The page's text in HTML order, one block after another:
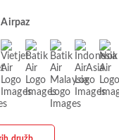
Airpaz
družb